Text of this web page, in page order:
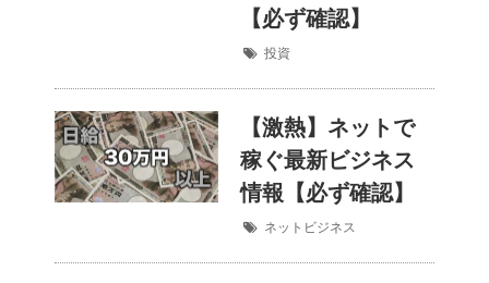
【必ず確認】
投資
【激熱】ネットで
稼ぐ最新ビジネス
情報【必ず確認】
ネットビジネス